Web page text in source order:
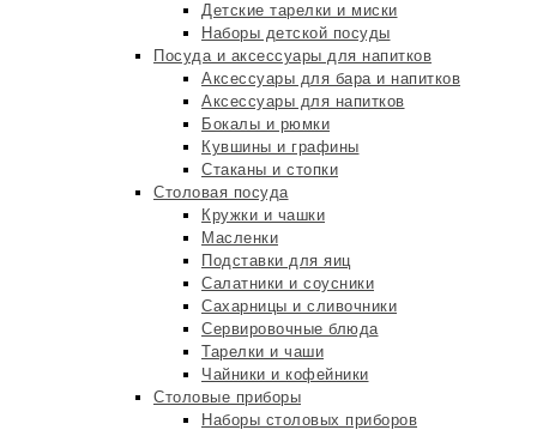
Детские тарелки и миски
Наборы детской посуды
Посуда и аксессуары для напитков
Аксессуары для бара и напитков
Аксессуары для напитков
Бокалы и рюмки
Кувшины и графины
Стаканы и стопки
Столовая посуда
Кружки и чашки
Масленки
Подставки для яиц
Салатники и соусники
Сахарницы и сливочники
Сервировочные блюда
Тарелки и чаши
Чайники и кофейники
Столовые приборы
Наборы столовых приборов